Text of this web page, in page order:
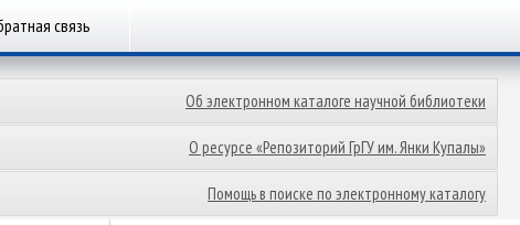
связь
Об электронном каталоге научной библиотеки
О ресурсе «Репозиторий ГрГУ им. Янки Купалы»
Помощь в поиске по электронному каталогу